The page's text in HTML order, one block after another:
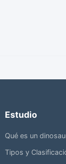
Estudio
Qué es un
Tipos y